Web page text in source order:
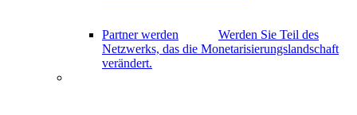
Partner werden
Werden Sie Teil des
Netzwerks, das die Monetarisierungslandschaft
verändert.